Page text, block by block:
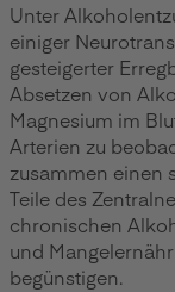
Unter
einiger
gesteigerter
Absetzen von
Magnesium im
Arterien zu
zusammen einen
Teile des
chronischen
und
begünstigen.